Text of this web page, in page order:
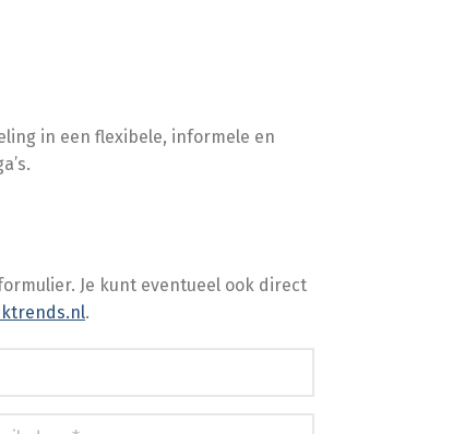
in een flexibele, informele en
Je kunt eventueel ook direct
.